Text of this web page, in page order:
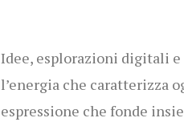
Idee, esplorazioni digitali
l’energia che caratterizza
espressione che fonde